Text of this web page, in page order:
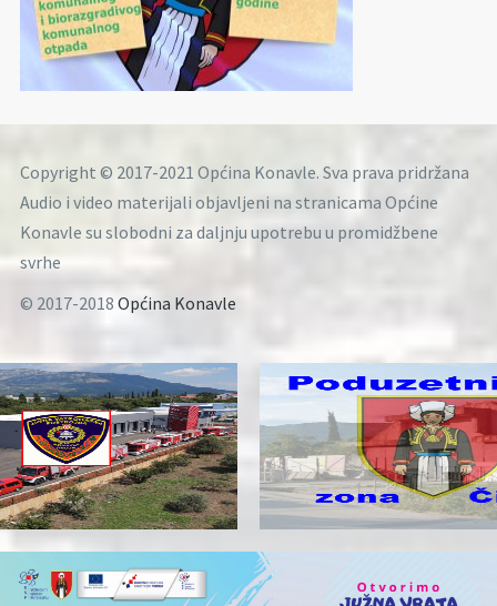
Copyright © 2017-2021 Općina Konavle. Sva prava pridržana
Audio i video materijali objavljeni na stranicama Općine
Konavle su slobodni za daljnju upotrebu u promidžbene
svrhe
© 2017-2018 Općina Konavle